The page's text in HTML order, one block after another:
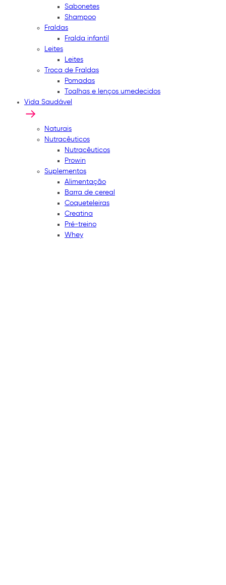
Sabonetes
Shampoo
Fraldas
Fralda infantil
Leites
Leites
Troca de Fraldas
Pomadas
Toalhas e lenços umedecidos
Vida Saudável
Naturais
Nutracêuticos
Nutracêuticos
Prowin
Suplementos
Alimentação
Barra de cereal
Coqueteleiras
Creatina
Pré-treino
Whey